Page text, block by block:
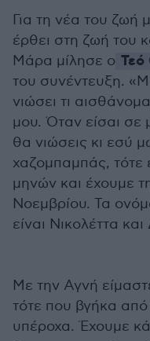
Για τη νέα του ζωή
έρθει στη ζωή του
Μάρα μίλησε ο Τεό
του συνέντευξη.
νιώσει τι
μου. Όταν είσαι
θα νιώσεις κι εσύ
χαζομπαμπάς, τότε
μηνών και έχουμε
Νοεμβρίου. Τα
είναι Νικολέττα
Με την Αγνή
τότε που βγήκα
υπέροχα. Έχουμε